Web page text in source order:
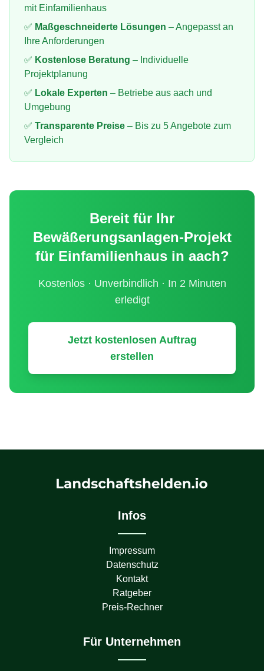
mit Einfamilienhaus
✅ Maßgeschneiderte Lösungen – Angepasst an
Ihre Anforderungen
✅ Kostenlose Beratung – Individuelle
Projektplanung
✅ Lokale Experten – Betriebe aus aach und
Umgebung
✅ Transparente Preise – Bis zu 5 Angebote zum
Vergleich
Bereit für Ihr
Bewäßerungsanlagen-Projekt
für Einfamilienhaus in aach?
Kostenlos · Unverbindlich · In 2 Minuten
erledigt
Jetzt kostenlosen Auftrag
erstellen
Infos
Impressum
Datenschutz
Kontakt
Ratgeber
Preis-Rechner
Für Unternehmen